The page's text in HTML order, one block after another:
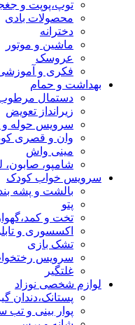
توپ،پوپت و
محصولات بادی
دخترانه
ماشین و موتور
عروسک
فکری و
بهداشت و حمام
دستمال
زیرانداز تعویض
سرویس حوله
وان و قصری
مینی واش
شامپو، صابون،
سرویس خواب کودک
بالشت و پشه
پتو
تخت و
اکسسوری و
تشک بازی
سرویس
غلتگیر
لوازم شخصی نوزاد
پستانک،دندان
پوار بینی و تب